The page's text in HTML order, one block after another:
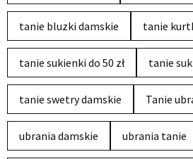
tanie bluzki damskie tanie
tanie sukienki do 50 zł tanie
tanie swetry damskie Tanie
ubrania damskie ubrania tanie